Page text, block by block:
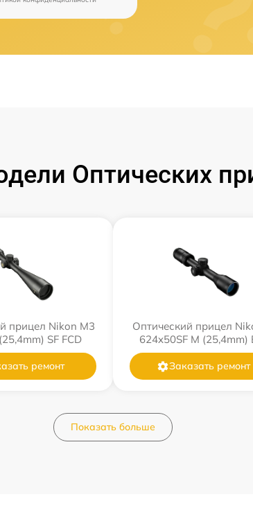
Оптических
прицел Nikon M3
SF FCD
ремонт
Оптический прицел
624x50SF M (25,4mm)
Заказать ремонт
Показать больше